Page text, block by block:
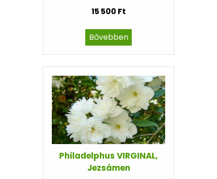
15 500 Ft
Bővebben
Philadelphus VIRGINAL,
Jezsámen